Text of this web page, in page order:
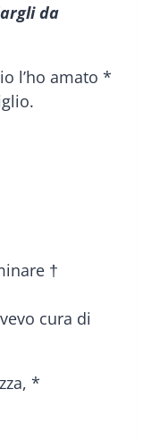
da
l’ho amato *
†
cura di
*